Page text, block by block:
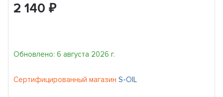
2 140₽
Обновлено: 6 августа 2026 г.
Сертифицированный магазинS-OIL